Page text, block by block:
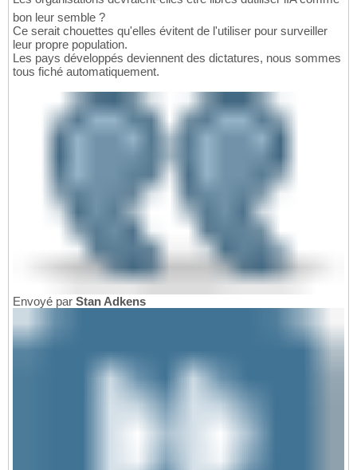
bon leur semble ?
Ce serait chouettes qu'elles évitent de l'utiliser pour surveiller
leur propre population.
Les pays développés deviennent des dictatures, nous sommes
tous fiché automatiquement.
Envoyé par Stan Adkens